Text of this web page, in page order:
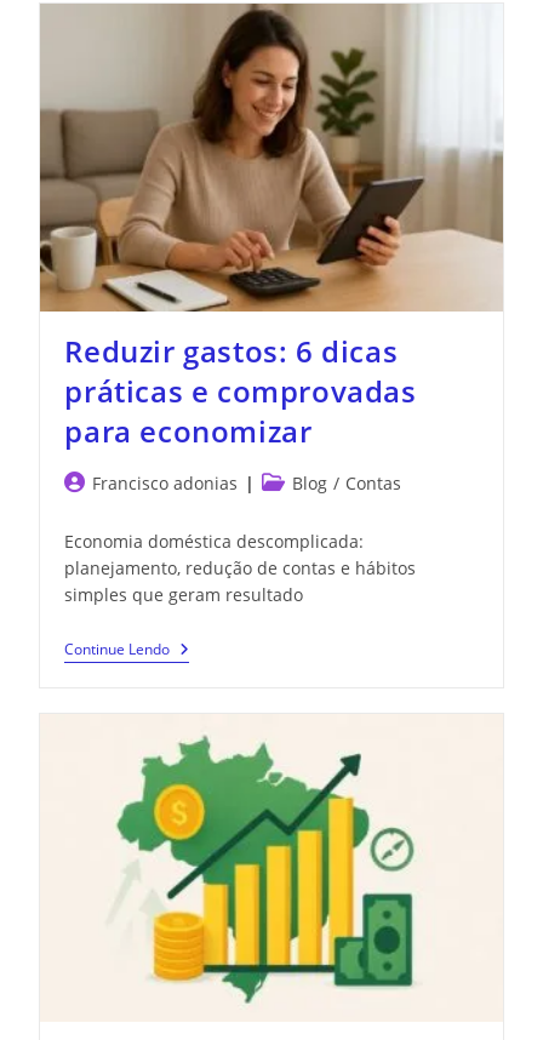
Reduzir gastos: 6 dicas
práticas e comprovadas
para economizar
Francisco adonias Blog / Contas
Economia doméstica descomplicada:
planejamento, redução de contas e hábitos
simples que geram resultado
Continue Lendo